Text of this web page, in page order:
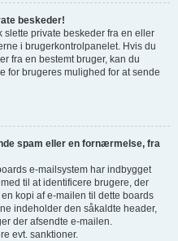
beskeder!
slette private beskeder fra en eller
i brugerkontrolpanelet. Hvis du
fra en bestemt bruger, kan du
for brugeres mulighed for at sende
spam eller en fornærmelse, fra
e-mailsystem har indbygget
til at identificere brugere, der
kopi af e-mailen til dette boards
indeholder den såkaldte header,
der afsendte e-mailen.
evt. sanktioner.